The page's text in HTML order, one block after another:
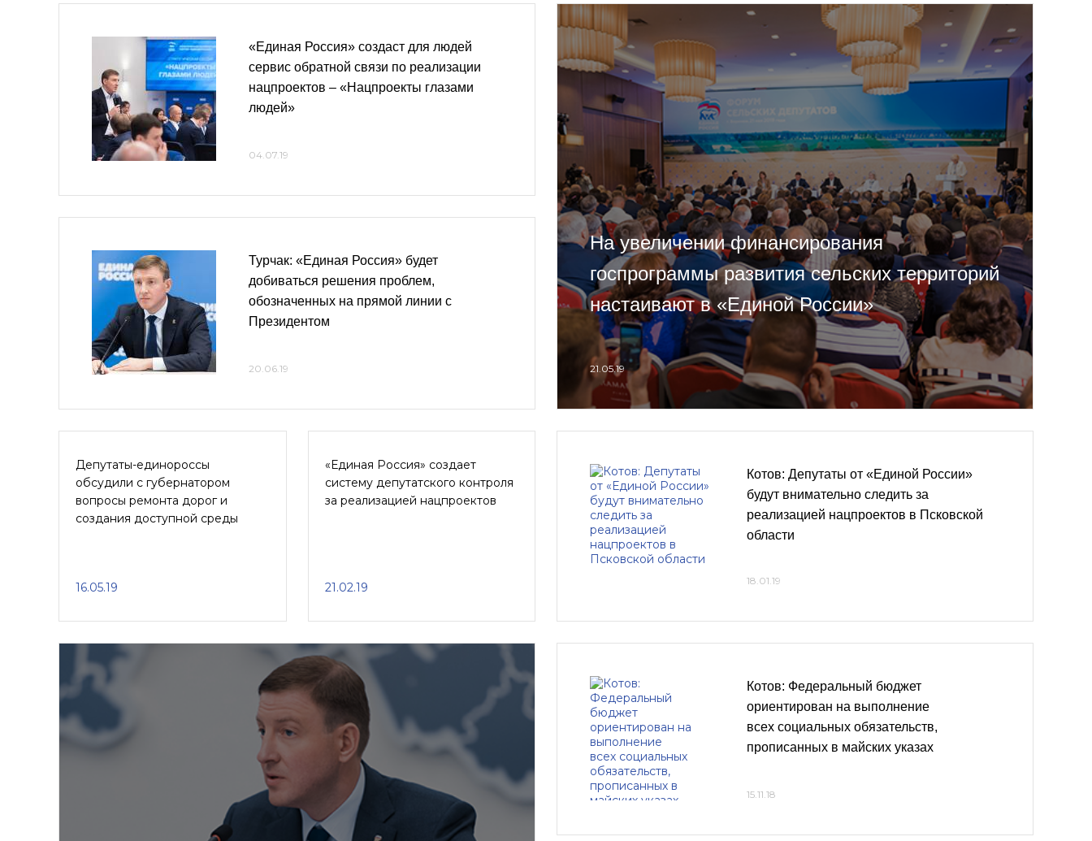
«Единая Россия» создаст для людей
сервис обратной связи по реализации
нацпроектов – «Нацпроекты глазами
людей»
04.07.19
Турчак: «Единая Россия» будет
добиваться решения проблем,
обозначенных на прямой линии с
Президентом
20.06.19
На увеличении финансирования
госпрограммы развития сельских территорий
настаивают в «Единой России»
21.05.19
Депутаты-единороссы
обсудили с губернатором
вопросы ремонта дорог и
создания доступной среды
16.05.19
«Единая Россия» создает
систему депутатского контроля
за реализацией нацпроектов
21.02.19
Котов: Депутаты от «Единой России»
будут внимательно следить за
реализацией нацпроектов в Псковской
области
18.01.19
Котов: Федеральный бюджет
ориентирован на выполнение
всех социальных обязательств,
прописанных в майских указах
15.11.18